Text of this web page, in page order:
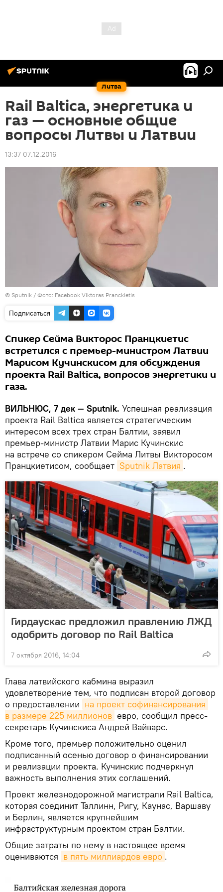
Литва
Rail Baltica, энергетика и
газ — основные общие
вопросы Литвы и Латвии
13:37 07.12.2016
© Sputnik / Фото: Facebook Viktoras Pranckietis
Подписаться
Спикер Сейма Викторос Пранцкиетис
встретился с премьер-министром Латвии
Марисом Кучинскисом для обсуждения
проекта Rail Baltica, вопросов энергетики и
газа.
ВИЛЬНЮС, 7 дек — Sputnik. Успешная реализация
проекта Rail Baltica является стратегическим
интересом всех трех стран Балтии, заявил
премьер-министр Латвии Марис Кучинскис
на встрече со спикером Сейма Литвы Викторосом
Пранцкиетисом, сообщает Sputnik Латвия .
Гирдаускас предложил правлению ЛЖД
одобрить договор по Rail Baltica
7 октября 2016, 14:04
Глава латвийского кабмина выразил
удовлетворение тем, что подписан второй договор
о предоставлении на проект софинансирования
в размере 225 миллионов евро, сообщил пресс-
секретарь Кучинскиса Андрей Вайварс.
Кроме того, премьер положительно оценил
подписанный осенью договор о финансировании
и реализации проекта. Кучинскис подчеркнул
важность выполнения этих соглашений.
Проект железнодорожной магистрали Rail Baltica,
которая соединит Таллинн, Ригу, Каунас, Варшаву
и Берлин, является крупнейшим
инфраструктурным проектом стран Балтии.
Общие затраты по нему в настоящее время
оцениваются в пять миллиардов евро .